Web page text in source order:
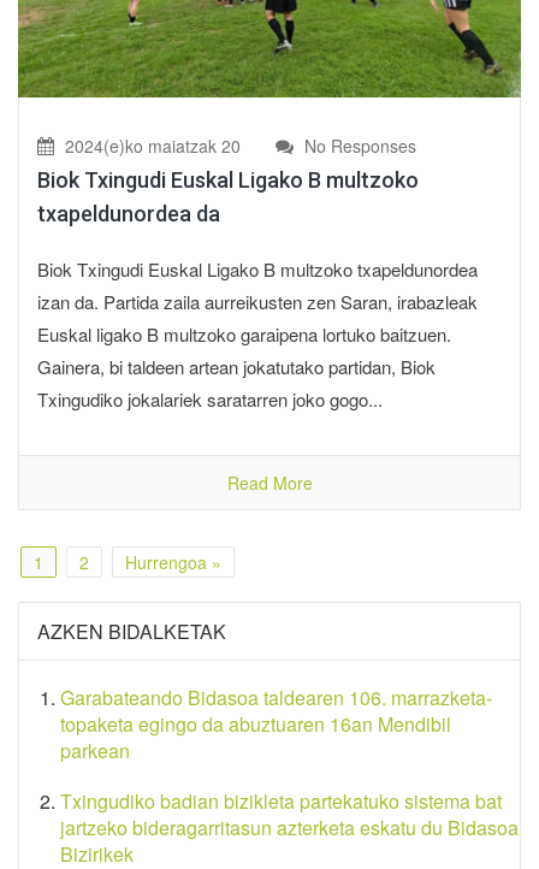
2024(e)ko maiatzak 20 No Responses
Biok Txingudi Euskal Ligako B multzoko
txapeldunordea da
Biok Txingudi Euskal Ligako B multzoko txapeldunordea
izan da. Partida zaila aurreikusten zen Saran, irabazleak
Euskal ligako B multzoko garaipena lortuko baitzuen.
Gainera, bi taldeen artean jokatutako partidan, Biok
Txingudiko jokalariek saratarren joko gogo...
Read More
1 2 Hurrengoa »
AZKEN BIDALKETAK
Garabateando Bidasoa taldearen 106. marrazketa-
topaketa egingo da abuztuaren 16an Mendibil
parkean
Txingudiko badian bizikleta partekatuko sistema bat
jartzeko bideragarritasun azterketa eskatu du Bidasoa
Bizirikek